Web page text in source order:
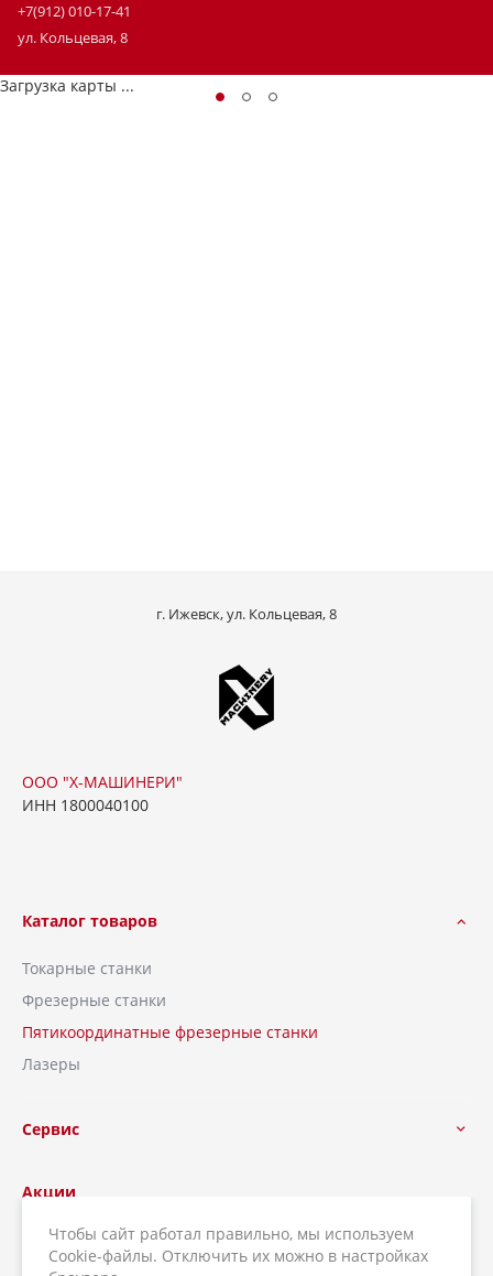
+7(912) 010-17-41
ул. Кольцевая, 8
Загрузка карты ...
г. Ижевск, ул. Кольцевая, 8
ООО "Х-МАШИНЕРИ"
ИНН 1800040100
Каталог товаров
Токарные станки
Фрезерные станки
Пятикоординатные фрезерные станки
Лазеры
Сервис
Акции
Компания
Чтобы сайт работал правильно, мы используем
Cookie-файлы. Отключить их можно в настройках